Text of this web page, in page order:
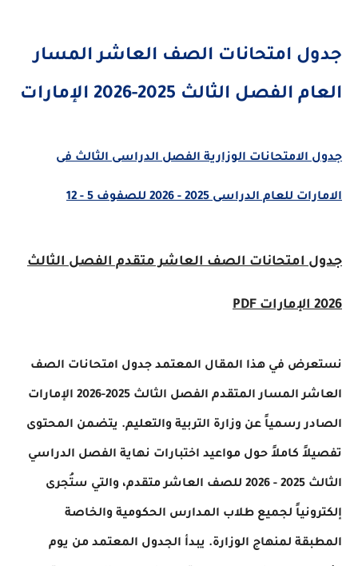
امتحانات الصف العاشر المسار
الثالث 2025-2026 الإمارات
الامتحانات الوزارية الفصل الدراسى الثالث فى
الدراسى 2025 - 2026 للصفوف 5 - 12
امتحانات الصف العاشر متقدم الفصل الثالث
في هذا المقال المعتمد جدول امتحانات الصف
العاشر المسار المتقدم الفصل الثالث 2025-2026 الإمارات
رسمياً عن وزارة التربية والتعليم. يتضمن المحتوى
كاملاً حول مواعيد اختبارات نهاية الفصل الدراسي
الثالث 2025 - 2026 للصف العاشر متقدم، والتي ستُجرى
لجميع طلاب المدارس الحكومية والخاصة
لمنهاج الوزارة. يبدأ الجدول المعتمد من يوم